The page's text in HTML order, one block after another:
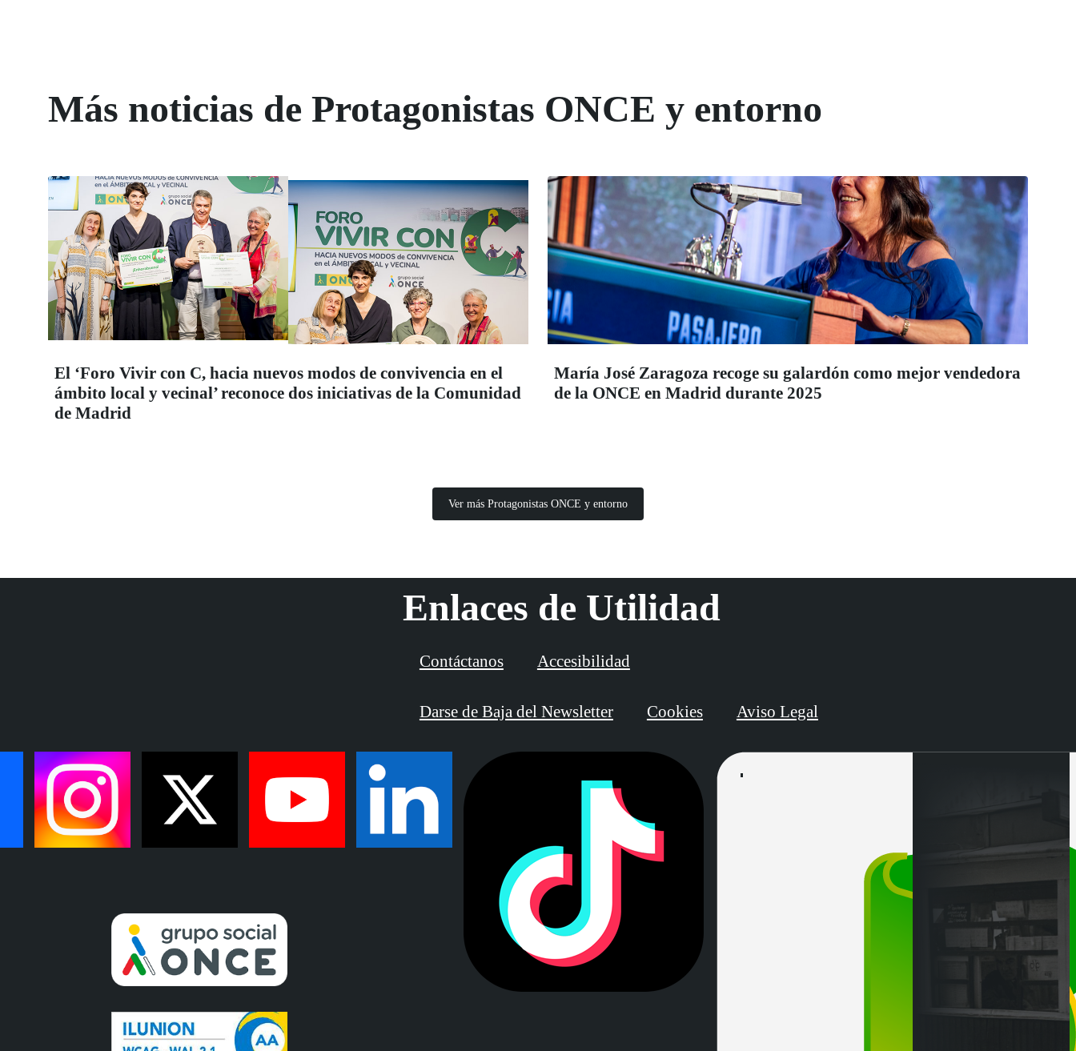
Más noticias de Protagonistas ONCE y entorno
El ‘Foro Vivir con C, hacia nuevos modos de convivencia en el
ámbito local y vecinal’ reconoce dos iniciativas de la Comunidad
de Madrid
María José Zaragoza recoge su galardón como mejor vendedora
de la ONCE en Madrid durante 2025
Ver más Protagonistas ONCE y entorno
Enlaces de Utilidad
Contáctanos Accesibilidad
Darse de Baja del Newsletter Cookies Aviso Legal